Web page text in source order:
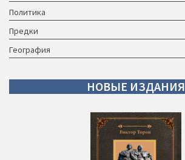
Политика
Предки
География
НОВЫЕ ИЗДАНИЯ